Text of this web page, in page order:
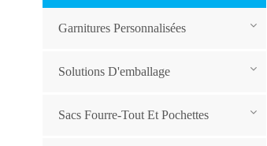
Garnitures Personnalisées
Solutions D'emballage
Sacs Fourre-Tout Et Pochettes